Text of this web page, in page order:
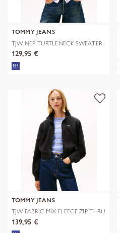
TOMMY JEANS
TJW NEP TURTLENECK SWEATER
129,95 €
TOMMY JEANS
TJW FABRIC MIX FLEECE ZIP THRU
139,95 €